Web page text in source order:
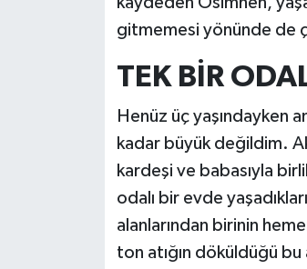
gitmemesi yönünde de
TEK BİR
Henüz üç yaşındayken
kadar büyük değildim.
kardeşi ve babasıyla
odalı bir evde
alanlarından birinin
ton atığın döküldüğü